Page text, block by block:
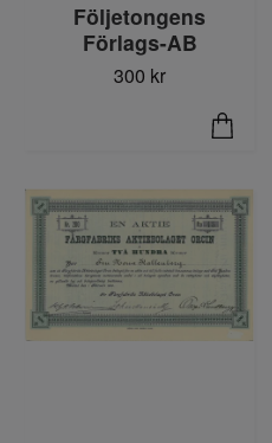
Följetongens
Förlags-AB
300 kr